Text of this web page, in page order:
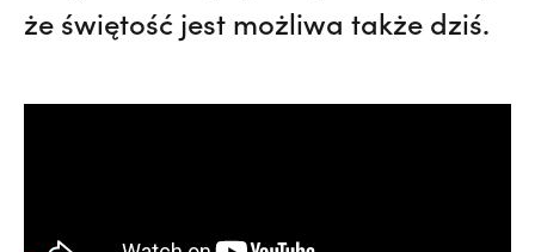
że świętość jest możliwa także dziś.